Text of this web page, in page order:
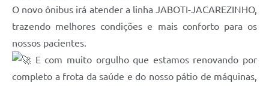
O novo ônibus irá atender a linha JABOTI-JACAREZINHO,
trazendo melhores condições e mais conforto para os
nossos pacientes.
E com muito orgulho que estamos renovando por
completo a frota da saúde e do nosso pátio de máquinas,